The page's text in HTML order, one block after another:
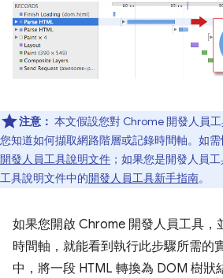
注意： 本文假設您對 Chrome 開發人員
您知道如何擷取網路階層或記錄時間軸。如
開發人員工具說明文件 ；如果您是開發人員
工具說明文件中的開發人員工具新手指南。
如果您開啟 Chrome 開發人員工具，
時間軸，就能看到執行此步驟所需的
中，將一段 HTML 轉換為 DOM 樹狀